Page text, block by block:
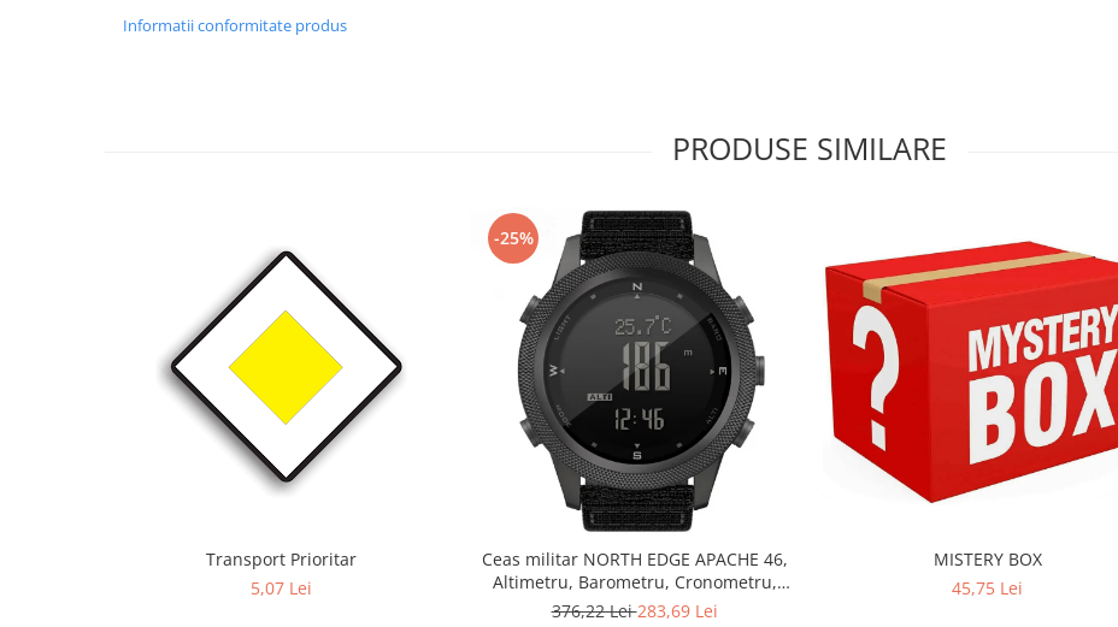
Informatii conformitate produs
PRODUSE SIMILARE
Transport Prioritar
5,07 Lei
-25%
Ceas militar NORTH EDGE APACHE 46,
Altimetru, Barometru, Cronometru,
Termometru, Pedometru, Busola
376,22 Lei283,69 Lei
MISTERY BOX
45,75 Lei